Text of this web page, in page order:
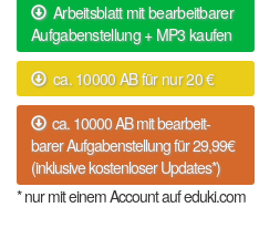
Arbeitsblatt mit bearbeitbarer
Aufgabenstellung + MP3 kaufen
ca. 10000 AB für nur 20 €
ca. 10000 AB mit bearbeit-
barer Aufgabenstellung für 29,99€
(inklusive kostenloser Updates*)
* nur mit einem Account auf eduki.com